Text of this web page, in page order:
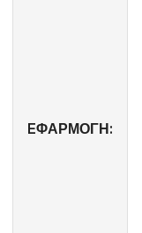
EΦΑΡΜΟΓΗ: